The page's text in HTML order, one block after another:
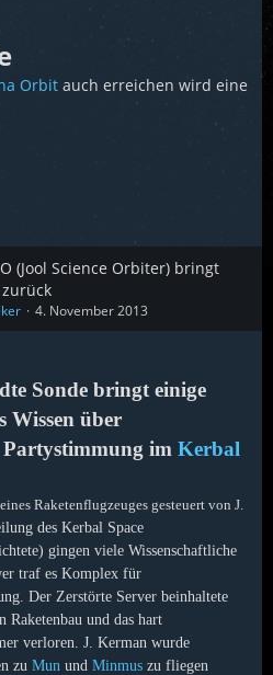
Orbit auch erreichen wird eine
(Jool Science Orbiter) bringt
4. November 2013
Sonde bringt einige
Wissen über
Partystimmung im Kerbal
Raketenflugzeuges gesteuert von J.
des Kerbal Space
gingen viele Wissenschaftliche
traf es Komplex für
Der Zerstörte Server beinhaltete
Raketenbau und das hart
verloren. J. Kerman wurde
zu Mun und Minmus zu fliegen